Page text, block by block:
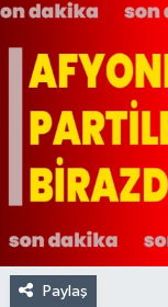
Paylaş